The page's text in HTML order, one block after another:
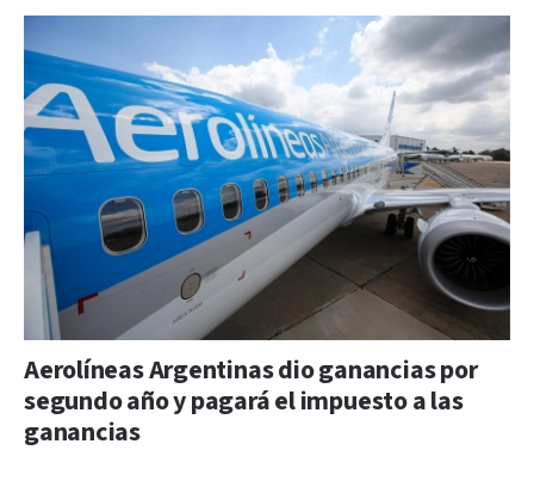
Aerolíneas Argentinas dio ganancias por
segundo año y pagará el impuesto a las
ganancias